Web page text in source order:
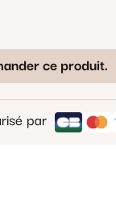
ce produit.
par